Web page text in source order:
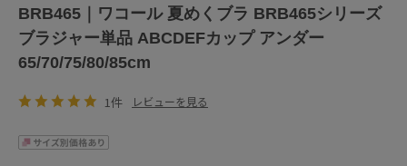
BRB465｜ワコール 夏めくブラ BRB465シリーズ
ブラジャー単品 ABCDEFカップ アンダー
65/70/75/80/85cm
1件 レビューを見る